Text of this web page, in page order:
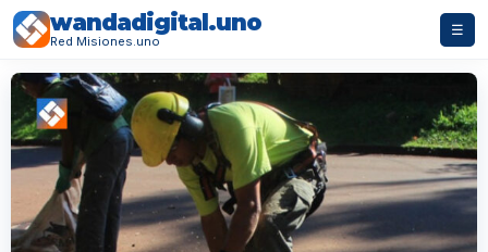
wandadigital.uno
Red Misiones.uno
☰